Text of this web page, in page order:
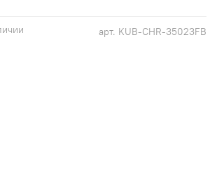
арт. KUB-CHR-35023FB